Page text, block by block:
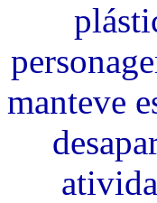
manteve